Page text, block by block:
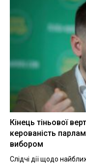
Кінець тіньової
керованість
вибором
Слідчі дії щодо